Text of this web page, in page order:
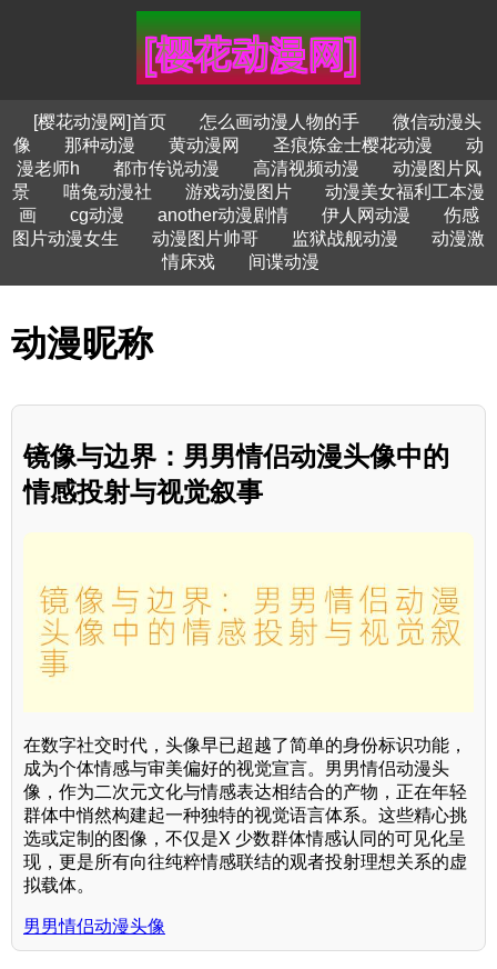
[樱花动漫网]首页 怎么画动漫人物的手
微信动漫头
像
那种动漫 黄动漫网 圣痕炼金士樱花动漫
动
漫老师h
都市传说动漫 高清视频动漫
动漫图片风
景
喵兔动漫社 游戏动漫图片
动漫美女福利工本漫
画
cg动漫 another动漫剧情 伊人网动漫
伤感
图片动漫女生
动漫图片帅哥 监狱战舰动漫
动漫激
情床戏
间谍动漫
动漫昵称
镜像与边界：男男情侣动漫头像中的
情感投射与视觉叙事
在数字社交时代，头像早已超越了简单的身份标识功能，
成为个体情感与审美偏好的视觉宣言。男男情侣动漫头
像，作为二次元文化与情感表达相结合的产物，正在年轻
群体中悄然构建起一种独特的视觉语言体系。这些精心挑
选或定制的图像，不仅是X 少数群体情感认同的可见化呈
现，更是所有向往纯粹情感联结的观者投射理想关系的虚
拟载体。
男男情侣动漫头像